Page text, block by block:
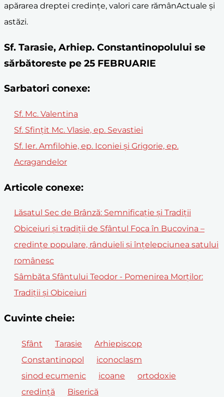
apărarea dreptei credințe, valori care rămânActuale și
astăzi.
Sf. Tarasie, Arhiep. Constantinopolului se
sărbătoreste pe 25 FEBRUARIE
Sarbatori conexe:
Sf. Mc. Valentina
Sf. Sfințit Mc. Vlasie, ep. Sevastiei
Sf. Ier. Amfilohie, ep. Iconiei și Grigorie, ep.
Acragandelor
Articole conexe:
Lăsatul Sec de Brânză: Semnificație și Tradiții
Obiceiuri și tradiții de Sfântul Foca în Bucovina –
credințe populare, rânduieli și înțelepciunea satului
românesc
Sâmbăta Sfântului Teodor - Pomenirea Morților:
Tradiții și Obiceiuri
Cuvinte cheie:
Sfânt Tarasie
Arhiepiscop
Constantinopol
iconoclasm
sinod ecumenic
icoane
ortodoxie
credință
Biserică